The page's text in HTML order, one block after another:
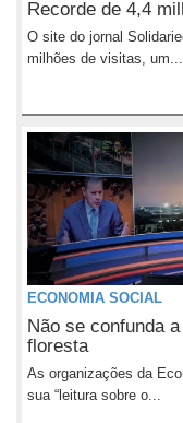
Recorde de 4,4
O site do jornal
milhões de visitas, um...
ECONOMIA SOCIAL
Não se confunda
floresta
As organizações da
sua “leitura sobre o...